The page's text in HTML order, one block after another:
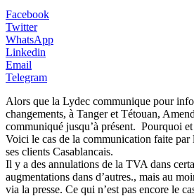
Facebook
Twitter
WhatsApp
Linkedin
Email
Telegram
Alors que la Lydec communique pour
changements, à Tanger et Tétouan,
communiqué jusqu’à présent. Pourquoi
Voici le cas de la communication faite
ses clients Casablancais.
Il y a des annulations de la TVA dans
augmentations dans d’autres., mais au
via la presse. Ce qui n’est pas encore le